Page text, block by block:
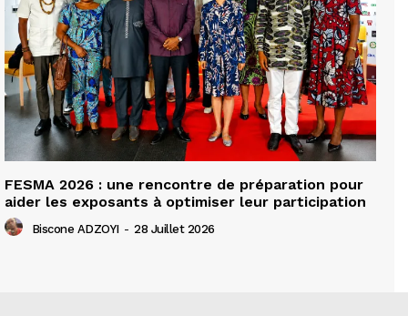
FESMA 2026 : une rencontre de préparation pour
aider les exposants à optimiser leur participation
Biscone ADZOYI - 28 Juillet 2026